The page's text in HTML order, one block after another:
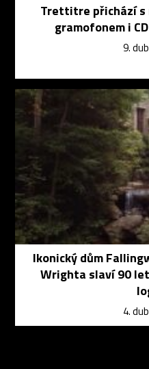
Trettitre přichází s
gramofonem i
9.
Ikonický dům
Wrighta slaví 90
4.